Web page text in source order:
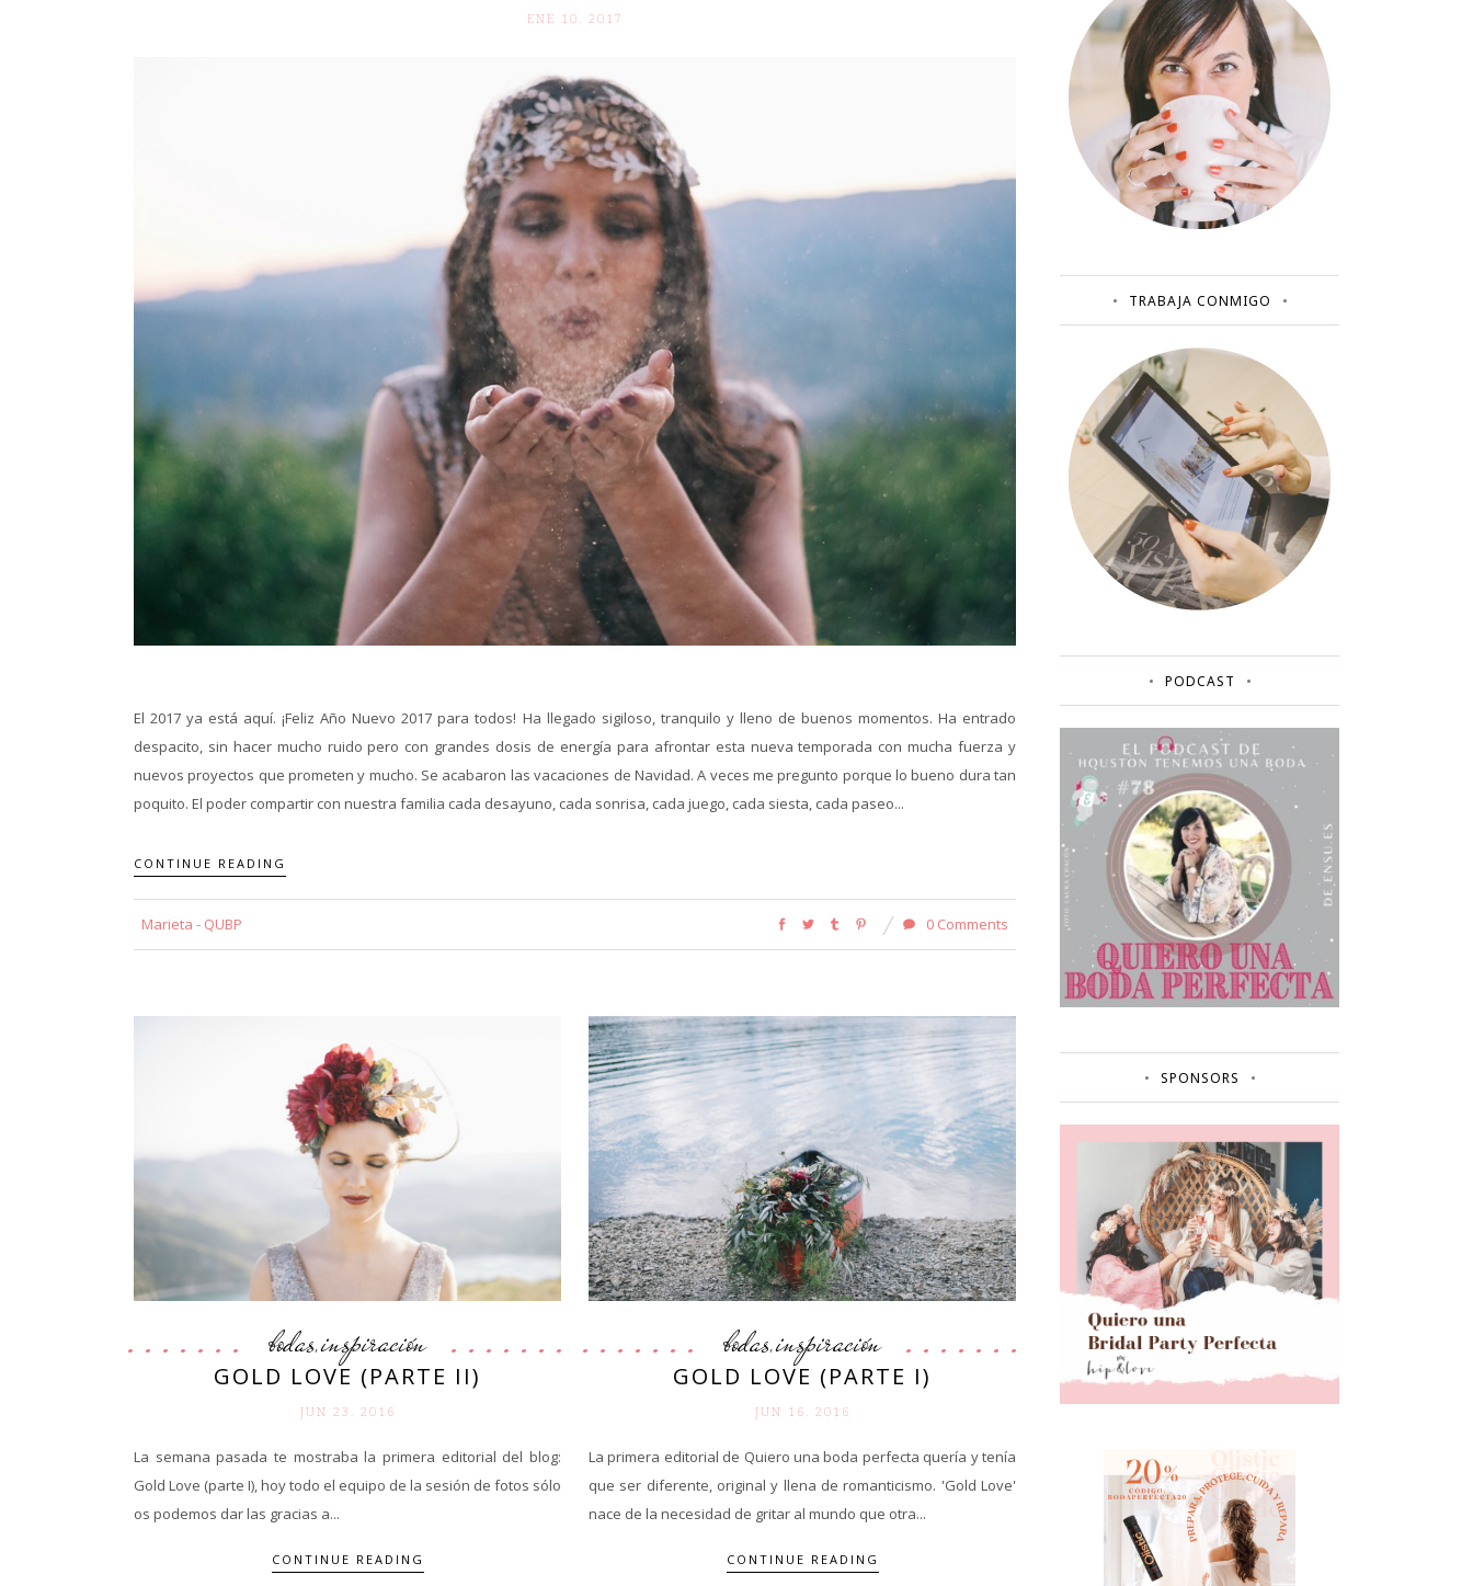
ENE 10. 2017
El 2017 ya está aquí. ¡Feliz Año Nuevo 2017 para todos! Ha llegado sigiloso, tranquilo y lleno de buenos momentos. Ha entrado
despacito, sin hacer mucho ruido pero con grandes dosis de energía para afrontar esta nueva temporada con mucha fuerza y
nuevos proyectos que prometen y mucho. Se acabaron las vacaciones de Navidad. A veces me pregunto porque lo bueno dura tan
poquito. El poder compartir con nuestra familia cada desayuno, cada sonrisa, cada juego, cada siesta, cada paseo...
CONTINUE READING
Marieta - QUBP 0 Comments
bodas,inspiración
GOLD LOVE (PARTE II)
JUN 23. 2016
La semana pasada te mostraba la primera editorial del blog:
Gold Love (parte I), hoy todo el equipo de la sesión de fotos sólo
os podemos dar las gracias a...
CONTINUE READING
bodas,inspiración
GOLD LOVE (PARTE I)
JUN 16. 2016
La primera editorial de Quiero una boda perfecta quería y tenía
que ser diferente, original y llena de romanticismo. 'Gold Love'
nace de la necesidad de gritar al mundo que otra...
CONTINUE READING
TRABAJA CONMIGO
PODCAST
SPONSORS